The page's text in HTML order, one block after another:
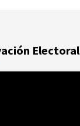
Electoral